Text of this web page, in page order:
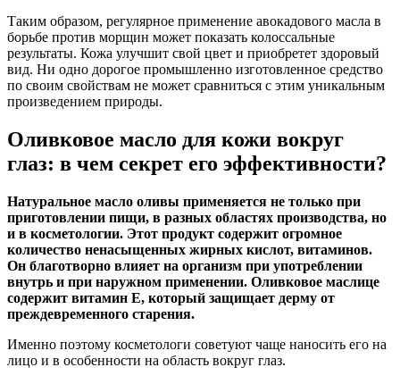
Таким образом, регулярное применение авокадового масла в
борьбе против морщин может показать колоссальные
результаты. Кожа улучшит свой цвет и приобретет здоровый
вид. Ни одно дорогое промышленно изготовленное средство
по своим свойствам не может сравниться с этим уникальным
произведением природы.
Оливковое масло для кожи вокруг
глаз: в чем секрет его эффективности?
Натуральное масло оливы применяется не только при
приготовлении пищи, в разных областях производства, но
и в косметологии. Этот продукт содержит огромное
количество ненасыщенных жирных кислот, витаминов.
Он благотворно влияет на организм при употреблении
внутрь и при наружном применении. Оливковое маслице
содержит витамин Е, который защищает дерму от
преждевременного старения.
Именно поэтому косметологи советуют чаще наносить его на
лицо и в особенности на область вокруг глаз.